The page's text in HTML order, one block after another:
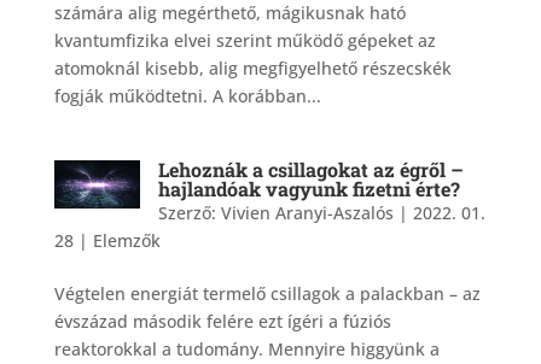
számára alig megérthető, mágikusnak ható
kvantumfizika elvei szerint működő gépeket az
atomoknál kisebb, alig megfigyelhető részecskék
fogják működtetni. A korábban...
Lehoznák a csillagokat az égről –
hajlandóak vagyunk fizetni érte?
Szerző: Vivien Aranyi-Aszalós | 2022. 01.
28| Elemzők
Végtelen energiát termelő csillagok a palackban – az
évszázad második felére ezt ígéri a fúziós
reaktorokkal a tudomány. Mennyire higgyünk a